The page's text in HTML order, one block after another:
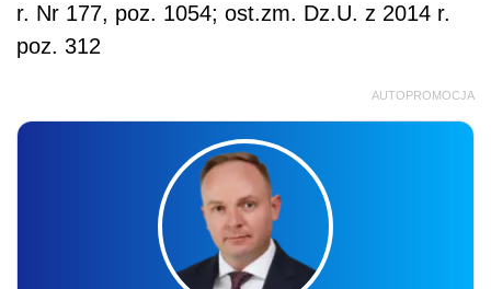
r. Nr 177, poz. 1054; ost.zm. Dz.U. z 2014 r.
poz. 312
AUTOPROMOCJA